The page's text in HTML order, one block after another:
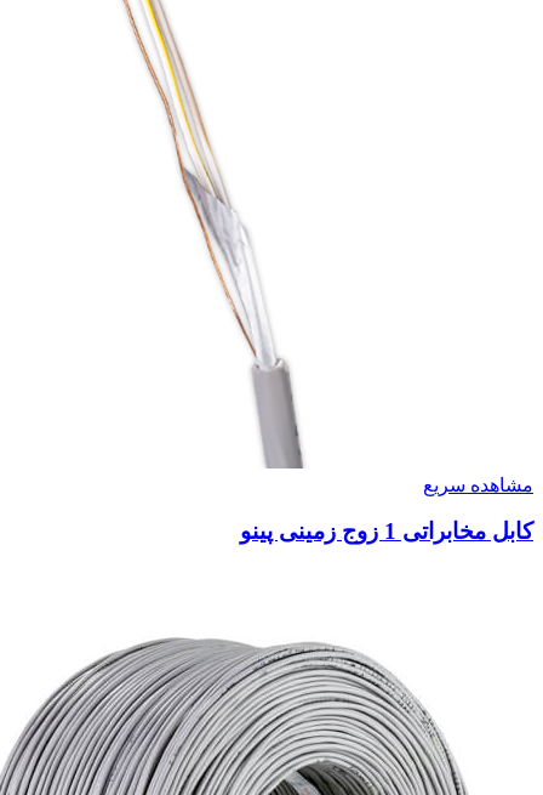
مشاهده سریع
کابل مخابراتی 1 زوج زمینی پینو